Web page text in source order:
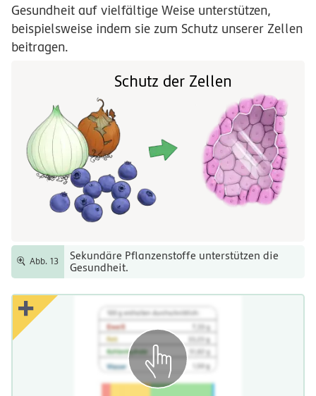
Gesundheit auf vielfältige Weise unterstützen,
beispielsweise indem sie zum Schutz unserer Zellen
beitragen.
Schutz der Zellen
Abb. 13
Sekundäre Pflanzenstoffe unterstützen die
Gesundheit.